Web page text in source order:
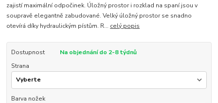
zajistí maximální odpočinek. Úložný prostor i rozklad na spaní jsou v
soupravě elegantně zabudované. Velký úložný prostor se snadno
otevírá díky hydraulickým pístům. R... celý popis
Dostupnost
Na objednání do 2-8 týdnů
Strana
Barva nožek